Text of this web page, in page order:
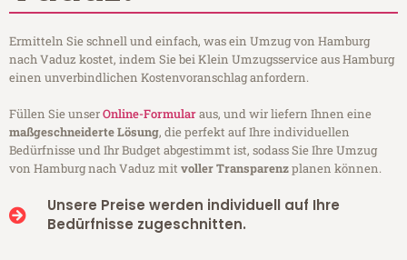
Ermitteln Sie schnell und einfach, was ein Umzug von Hamburg
nach Vaduz kostet, indem Sie bei Klein Umzugsservice aus Hamburg
einen unverbindlichen Kostenvoranschlag anfordern.
Füllen Sie unserOnline-Formularaus, und wir liefern Ihnen eine
maßgeschneiderte Lösung, die perfekt auf Ihre individuellen
Bedürfnisse und Ihr Budget abgestimmt ist, sodass Sie Ihre Umzug
von Hamburg nach Vaduz mitvoller Transparenzplanen können.
Unsere Preise werden individuell auf Ihre
Bedürfnisse zugeschnitten.